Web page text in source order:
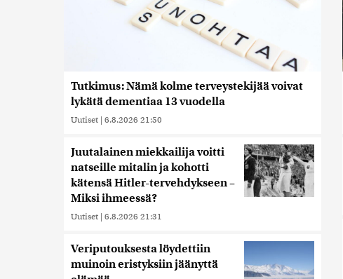
Tutkimus: Nämä kolme terveystekijää voivat
lykätä dementiaa 13 vuodella
Uutiset | 6.8.2026 21:50
Juutalainen miekkailija voitti
natseille mitalin ja kohotti
kätensä Hitler-tervehdykseen –
Miksi ihmeessä?
Uutiset | 6.8.2026 21:31
Veriputouksesta löydettiin
muinoin eristyksiin jäänyttä